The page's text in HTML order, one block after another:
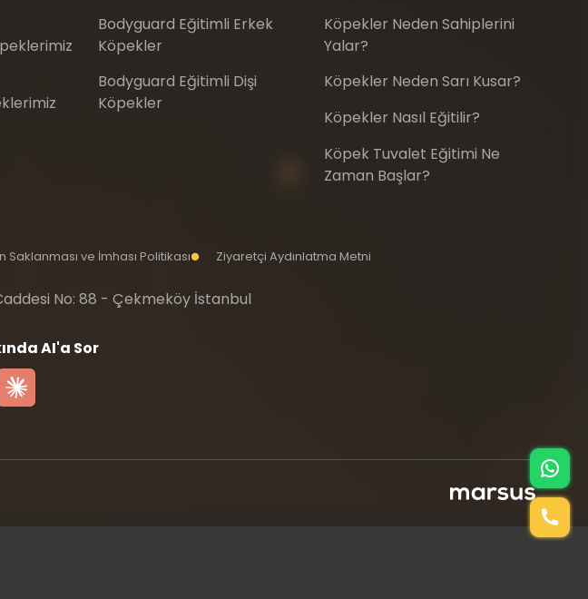
Bodyguard Eğitimli Erkek
Köpekler
Bodyguard Eğitimli Dişi
Köpekler
Köpekler Neden Sahiplerini
Yalar?
Köpekler Neden Sarı Kusar?
Köpekler Nasıl Eğitilir?
Köpek Tuvalet Eğitimi Ne
Zaman Başlar?
Saklanması ve İmhası Politikası Ziyaretçi Aydınlatma Metni
No: 88 - Çekmeköy İstanbul
AI'a Sor